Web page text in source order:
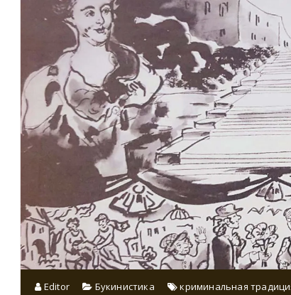
Editor Букинистика криминальная